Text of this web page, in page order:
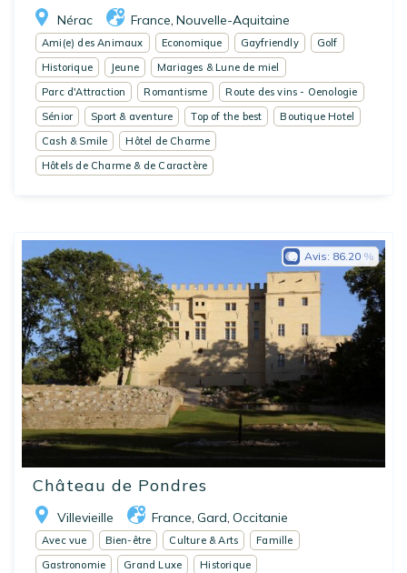
Nérac France, Nouvelle-Aquitaine
Ami(e) des Animaux Economique Gayfriendly
Golf
Historique
Jeune
Mariages & Lune de miel
Parc d'Attraction
Romantisme
Route des vins - Oenologie
Sénior
Sport & aventure Top of the best
Boutique Hotel
Cash & Smile
Hôtel de Charme
Hôtels de Charme & de Caractère
Château de Pondres
Villevieille France Gard Occitanie
Avis: 86.20
Avec vue Bien-être Culture & Arts
Famille
Gastronomie
Grand Luxe
Historique